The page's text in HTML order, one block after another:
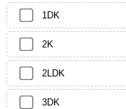
1DK
2K
2LDK
3DK